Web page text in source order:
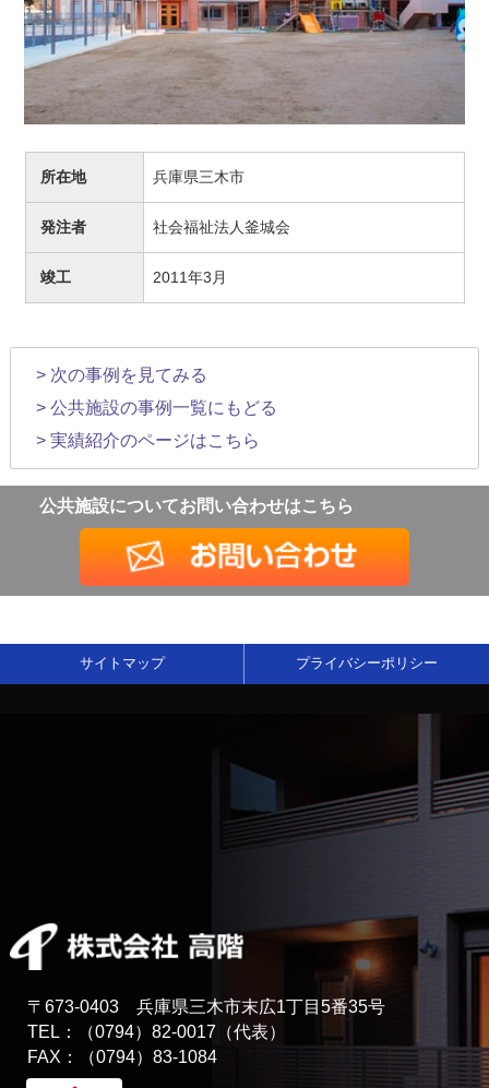
所在地 兵庫県三木市
発注者 社会福祉法人釜城会
竣工 2011年3月
> 次の事例を見てみる
> 公共施設の事例一覧にもどる
> 実績紹介のページはこちら
公共施設についてお問い合わせはこちら
サイトマップ プライバシーポリシー
〒673-0403 兵庫県三木市末広1丁目5番35号
TEL：（0794）82-0017（代表）
FAX：（0794）83-1084